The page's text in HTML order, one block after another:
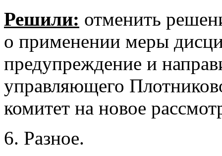
Решили: отменить
о применении меры
предупреждение и
управляющего
комитет на новое
6. Разное.